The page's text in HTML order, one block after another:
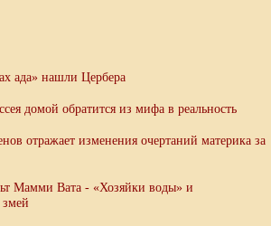
ада» нашли Цербера
домой обратится из мифа в реальность
отражает изменения очертаний материка за
Мамми Вата - «Хозяйки воды» и